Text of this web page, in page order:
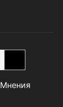
Мнения